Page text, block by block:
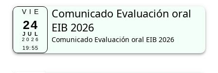
VIE
24
JUL
2026
19:55
Comunicado Evaluación oral
EIB 2026
Comunicado Evaluación oral EIB 2026